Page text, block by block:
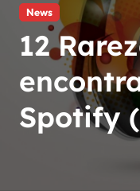
News
12
Spotify